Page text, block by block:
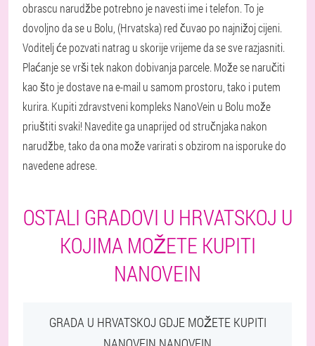
obrascu narudžbe potrebno je navesti ime i telefon. To je
dovoljno da se u Bolu, (Hrvatska) red čuvao po najnižoj cijeni.
Voditelj će pozvati natrag u skorije vrijeme da se sve razjasniti.
Plaćanje se vrši tek nakon dobivanja parcele. Može se naručiti
kao što je dostave na e-mail u samom prostoru, tako i putem
kurira. Kupiti zdravstveni kompleks NanoVein u Bolu može
priuštiti svaki! Navedite ga unaprijed od stručnjaka nakon
narudžbe, tako da ona može varirati s obzirom na isporuke do
navedene adrese.
OSTALI GRADOVI U HRVATSKOJ U
KOJIMA MOŽETE KUPITI
NANOVEIN
GRADA U HRVATSKOJ GDJE MOŽETE KUPITI